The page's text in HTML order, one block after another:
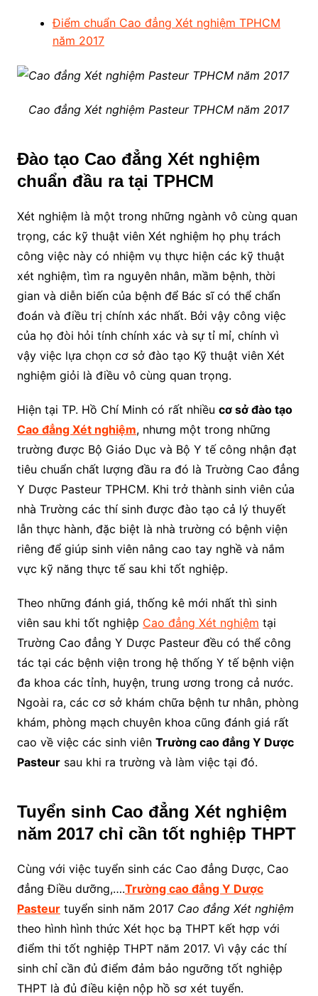
Điểm chuẩn Cao đẳng Xét nghiệm TPHCM
năm 2017
Cao đẳng Xét nghiệm Pasteur TPHCM năm 2017
Đào tạo Cao đẳng Xét nghiệm
chuẩn đầu ra tại TPHCM
Xét nghiệm là một trong những ngành vô cùng quan
trọng, các kỹ thuật viên Xét nghiệm họ phụ trách
công việc này có nhiệm vụ thực hiện các kỹ thuật
xét nghiệm, tìm ra nguyên nhân, mầm bệnh, thời
gian và diễn biến của bệnh để Bác sĩ có thể chẩn
đoán và điều trị chính xác nhất. Bởi vậy công việc
của họ đòi hỏi tính chính xác và sự tỉ mỉ, chính vì
vậy việc lựa chọn cơ sở đào tạo Kỹ thuật viên Xét
nghiệm giỏi là điều vô cùng quan trọng.
Hiện tại TP. Hồ Chí Minh có rất nhiều cơ sở đào tạo
Cao đẳng Xét nghiệm, nhưng một trong những
trường được Bộ Giáo Dục và Bộ Y tế công nhận đạt
tiêu chuẩn chất lượng đầu ra đó là Trường Cao đẳng
Y Dược Pasteur TPHCM. Khi trở thành sinh viên của
nhà Trường các thí sinh được đào tạo cả lý thuyết
lẫn thực hành, đặc biệt là nhà trường có bệnh viện
riêng để giúp sinh viên nâng cao tay nghề và nắm
vực kỹ năng thực tế sau khi tốt nghiệp.
Theo những đánh giá, thống kê mới nhất thì sinh
viên sau khi tốt nghiệp Cao đẳng Xét nghiệm tại
Trường Cao đẳng Y Dược Pasteur đều có thể công
tác tại các bệnh viện trong hệ thống Y tế bệnh viện
đa khoa các tỉnh, huyện, trung ương trong cả nước.
Ngoài ra, các cơ sở khám chữa bệnh tư nhân, phòng
khám, phòng mạch chuyên khoa cũng đánh giá rất
cao về việc các sinh viên Trường cao đẳng Y Dược
Pasteursau khi ra trường và làm việc tại đó.
Tuyển sinh Cao đẳng Xét nghiệm
năm 2017 chỉ cần tốt nghiệp THPT
Cùng với việc tuyển sinh các Cao đẳng Dược, Cao
đẳng Điều dưỡng,….Trường cao đẳng Y Dược
Pasteurtuyển sinh năm 2017 Cao đẳng Xét nghiệm
theo hình hình thức Xét học bạ THPT kết hợp với
điểm thi tốt nghiệp THPT năm 2017. Vì vậy các thí
sinh chỉ cần đủ điểm đảm bảo ngưỡng tốt nghiệp
THPT là đủ điều kiện nộp hồ sơ xét tuyển.